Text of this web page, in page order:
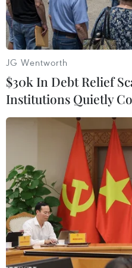
điện tử.
Lập hồ sơ sức khỏe điện
Ngày 17/6, tại Thành
phối hợp với Ngân
tổ chức Hội thảo toàn
JG Wentworth
$30k In Debt Relief
Institutions Quietly